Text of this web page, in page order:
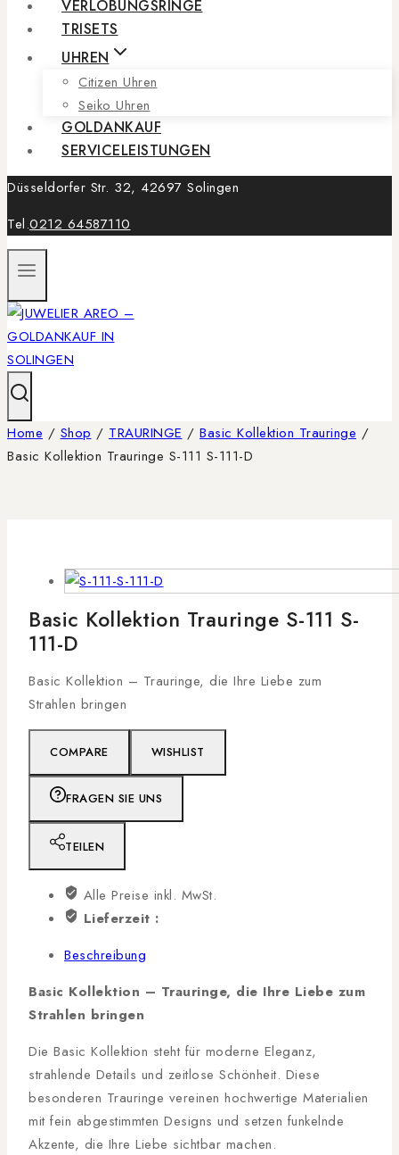
VERLOBUNGSRINGE
TRISETS
UHREN
Citizen Uhren
Seiko Uhren
GOLDANKAUF
SERVICELEISTUNGEN
Düsseldorfer Str. 32, 42697 Solingen
Tel.0212 64587110
Home / Shop / TRAURINGE / Basic Kollektion Trauringe /
Basic Kollektion Trauringe S-111 S-111-D
Basic Kollektion Trauringe S-111 S-
111-D
Basic Kollektion – Trauringe, die Ihre Liebe zum
Strahlen bringen
COMPARE WISHLIST
FRAGEN SIE UNS
TEILEN
Alle Preise inkl. MwSt.
Lieferzeit :
Beschreibung
Basic Kollektion – Trauringe, die Ihre Liebe zum
Strahlen bringen
Die Basic Kollektion steht für moderne Eleganz,
strahlende Details und zeitlose Schönheit. Diese
besonderen Trauringe vereinen hochwertige Materialien
mit fein abgestimmten Designs und setzen funkelnde
Akzente, die Ihre Liebe sichtbar machen.